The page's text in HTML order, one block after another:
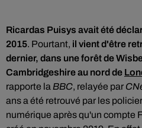
Ricardas Puisys avait été
2015. Pourtant, il vient d'être
dernier, dans une forêt de
Cambridgeshire au nord de
rapporte la BBC, relayée par
ans a été retrouvé par les
numérique après qu'un compte